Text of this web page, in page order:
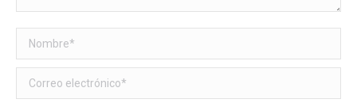
Nombre *
Correo electrónico *